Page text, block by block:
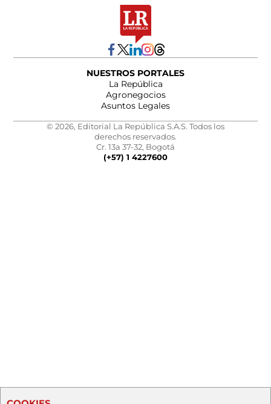
NUESTROS PORTALES
La República
Agronegocios
Asuntos Legales
© 2026, Editorial La República S.A.S. Todos los
derechos reservados.
Cr. 13a 37-32, Bogotá
(+57) 1 4227600